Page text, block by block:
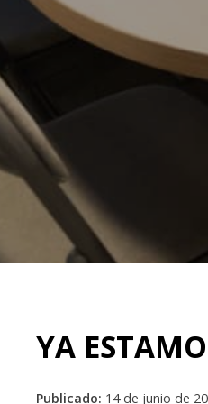
YA
Publicado: 14 de junio de